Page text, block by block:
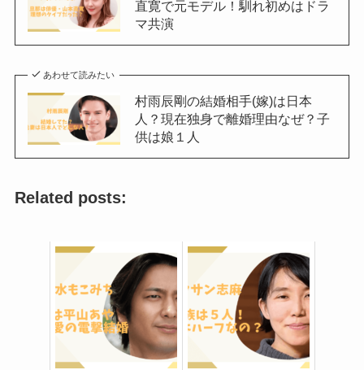
直寛で元モデル！馴れ初めはドラ
マ共演
あわせて読みたい
村雨辰剛の結婚相手(嫁)は日本
人？現在独身で離婚理由なぜ？子
供は娘１人
Related posts: